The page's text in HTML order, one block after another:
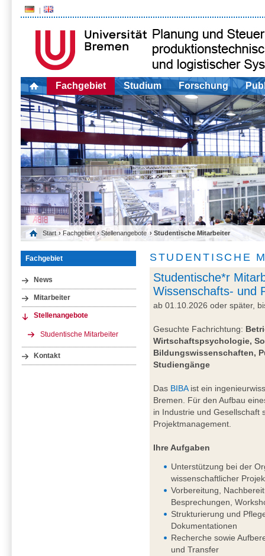
Fachgebiet Studium Forschung
Start › Fachgebiet ›Stellenangebote › Studentische Mitarbeiter
Fachgebiet
News
Mitarbeiter
Stellenangebote
Studentische Mitarbeiter
Kontakt
STUDENTISCHE
Studentische*r
Wissenschafts- und
ab 01.10.2026 oder später,
Gesuchte Fachrichtung:
Wirtschaftspsychologie,
Bildungswissenschaften,
Studiengänge
Das BIBAist ein
Bremen. Für den Aufbau
in Industrie und Gesellschaft
Projektmanagement.
Ihre Aufgaben
Unterstützung bei der
wissenschaftlicher
Vorbereitung,
Besprechungen,
Strukturierung und
Dokumentationen
Recherche sowie
und Transfer